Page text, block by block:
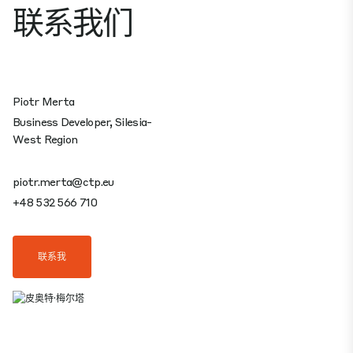
联系我们
Piotr Merta
Business Developer, Silesia-
West Region
piotr.merta@ctp.eu
+48 532 566 710
联系我